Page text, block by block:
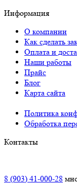
Информация
О компании
Как сделать
Оплата и
Наши работы
Прайс
Блог
Карта сайта
Политика
Обработка
Контакты
8 (903) 41-000-28